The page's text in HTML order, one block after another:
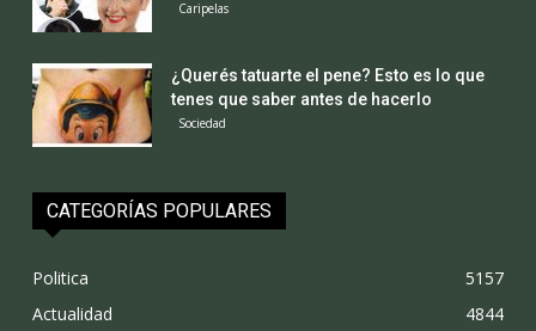
Caripelas
¿Querés tatuarte el pene? Esto es lo que
tenes que saber antes de hacerlo
Sociedad
CATEGORÍAS POPULARES
Politica
5157
Actualidad
4844